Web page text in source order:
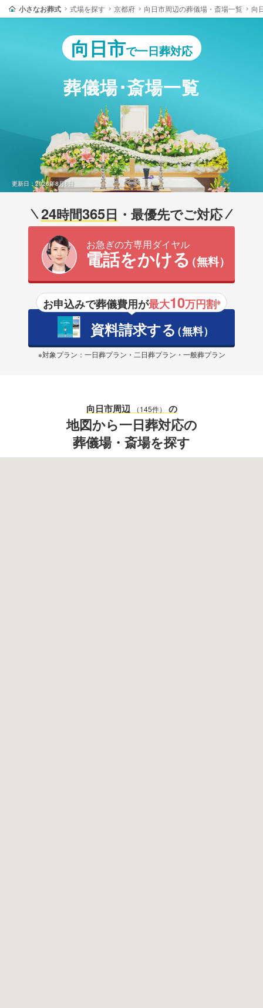
小さなお葬式 式場を探す 京都府 向日市周辺の葬儀場・斎場一覧 向
向日市で一日葬対応
葬儀場･斎場一覧
更新日：2026年8月6日
24時間365日 ・最優先でご対応
お急ぎの方専用ダイヤル
電話をかける（無料）
お申込みで葬儀費用が最大10万円割※
資料請求する（無料）
※対象プラン：一日葬プラン・二日葬プラン・一般葬プラン
向日市周辺 （145件） の
地図から一日葬対応の
葬儀場・斎場を探す